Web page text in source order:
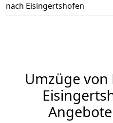
nach Eisingertshofen
Umzüge von